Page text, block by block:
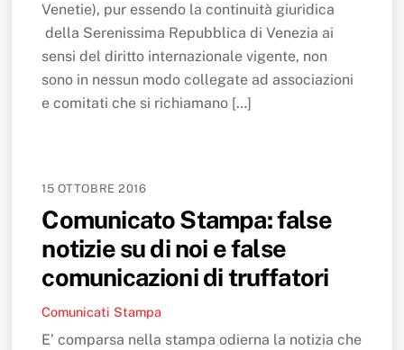
Venetie), pur essendo la continuità giuridica
della Serenissima Repubblica di Venezia ai
sensi del diritto internazionale vigente, non
sono in nessun modo collegate ad associazioni
e comitati che si richiamano […]
15 OTTOBRE 2016
Comunicato Stampa: false
notizie su di noi e false
comunicazioni di truffatori
Comunicati Stampa
E’ comparsa nella stampa odierna la notizia che